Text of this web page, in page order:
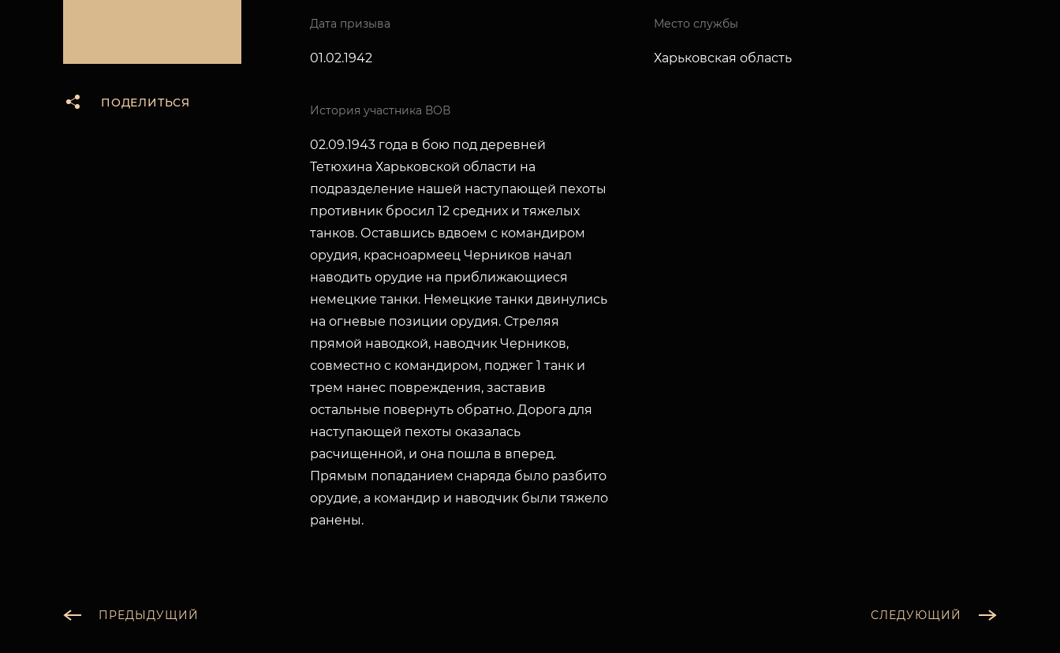
ПОДЕЛИТЬСЯ
Дата призыва
01.02.1942
Место службы
Харьковская область
История участника ВОВ
02.09.1943 года в бою под деревней
Тетюхина Харьковской области на
подразделение нашей наступающей пехоты
противник бросил 12 средних и тяжелых
танков. Оставшись вдвоем с командиром
орудия, красноармеец Черников начал
наводить орудие на приближающиеся
немецкие танки. Немецкие танки двинулись
на огневые позиции орудия. Стреляя
прямой наводкой, наводчик Черников,
совместно с командиром, поджег 1 танк и
трем нанес повреждения, заставив
остальные повернуть обратно. Дорога для
наступающей пехоты оказалась
расчищенной, и она пошла в вперед.
Прямым попаданием снаряда было разбито
орудие, а командир и наводчик были тяжело
ранены.
ПРЕДЫДУЩИЙ СЛЕДУЮЩИЙ